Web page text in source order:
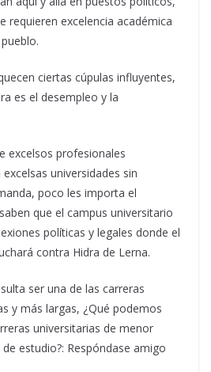
requieren excelencia académica
ciertas cúpulas influyentes,
es el desempleo y la
excelsos profesionales
universidades sin
poco les importa el
que el campus universitario
políticas y legales donde el
contra Hidra de Lerna.
ser una de las carreras
y más largas, ¿Qué podemos
universitarias de menor
estudio?: Respóndase amigo